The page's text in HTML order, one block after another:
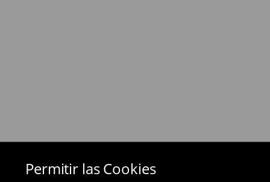
Permitir las Cookies